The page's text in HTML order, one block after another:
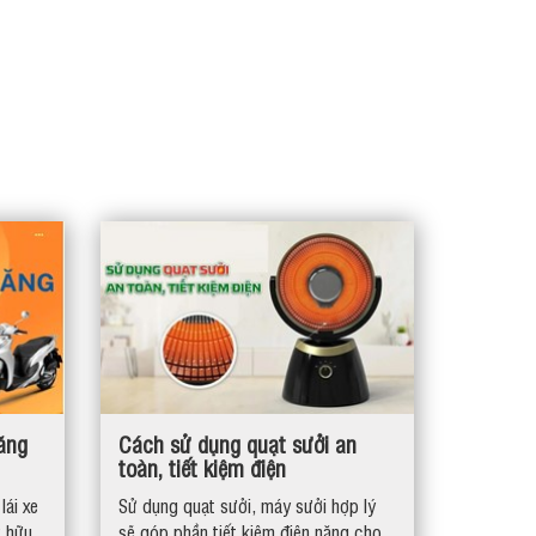
xe
Cách sử dụng quạt sưởi an
toàn, tiết kiệm điện
Sử dụng quạt sưởi, máy sưởi hợp lý